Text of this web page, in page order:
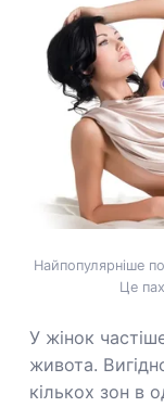
Найпопулярніше
Це
У жінок
живота.
кількох зон в